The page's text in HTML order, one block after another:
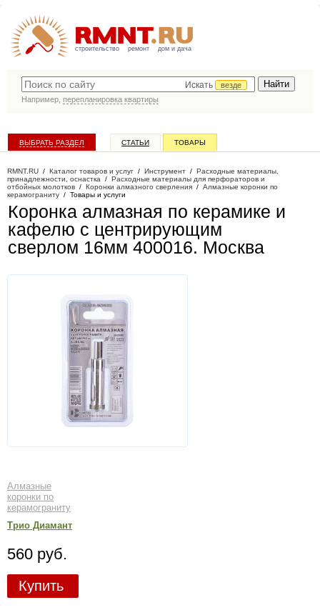
строительство ремонт дом и дача
Искать
везде
Например, перепланировка квартиры
ВЫБРАТЬ РАЗДЕЛ СТАТЬИ ТОВАРЫ
RMNT.RU / Каталог товаров и услуг / Инструмент / Расходные материалы,
принадлежности, оснастка / Расходные материалы для перфораторов и
отбойных молотков / Коронки алмазного сверления / Алмазные коронки по
керамограниту / Товары и услуги
Коронка алмазная по керамике и
кафелю с центрирующим
сверлом 16мм 400016. Москва
Алмазные
коронки по
керамограниту
Трио Диамант
560 руб.
Купить